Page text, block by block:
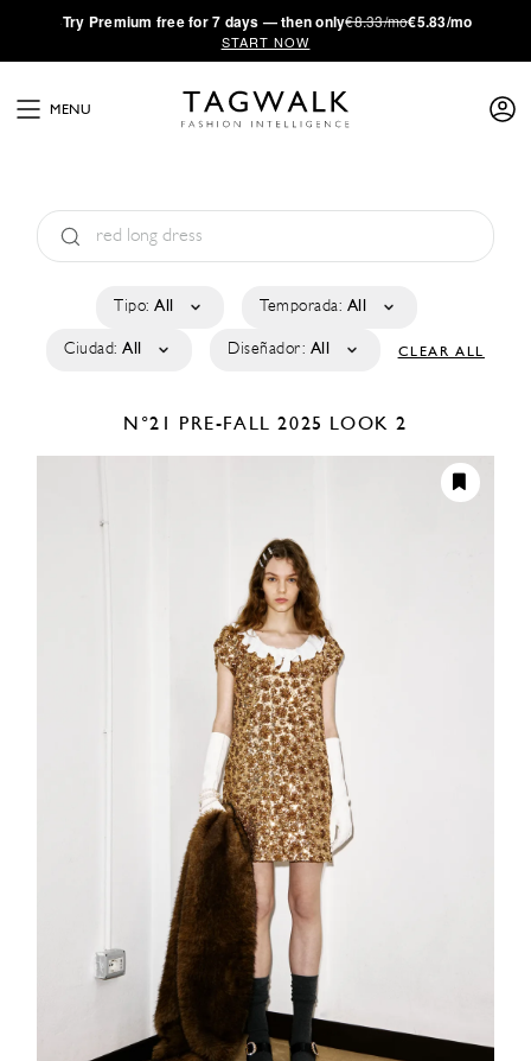
·Try Premium free for 7 days — then only€8.33/mo€5.83/mo
START NOW
MENU
Tipo: All Temporada: All
Ciudad: All Diseñador: All CLEAR ALL
N°21 PRE-FALL 2025 LOOK 2